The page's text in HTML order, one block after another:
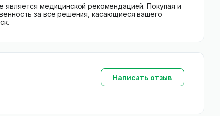
медицинской рекомендацией. Покупая и
за все решения, касающиеся вашего
Написать отзыв